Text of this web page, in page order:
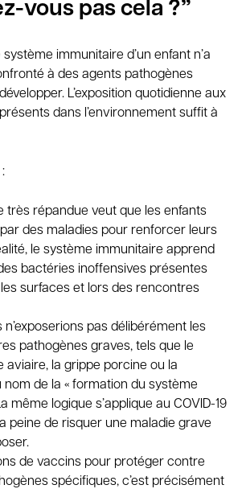
vous pas cela ?”
immunitaire d’un enfant n’a
à des agents pathogènes
L’exposition quotidienne aux
dans l’environnement suffit à
très répandue veut que les enfants
des maladies pour renforcer leurs
le système immunitaire apprend
bactéries inoffensives présentes
surfaces et lors des rencontres
n’exposerions pas délibérément les
pathogènes graves, tels que le
aviaire, la grippe porcine ou la
nom de la « formation du système
même logique s’applique au COVID-19
peine de risquer une maladie grave
de vaccins pour protéger contre
spécifiques, c’est précisément